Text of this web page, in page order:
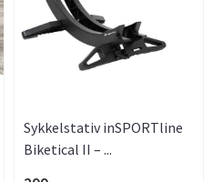
Sykkelstativ inSPORTline
Biketical II – ...